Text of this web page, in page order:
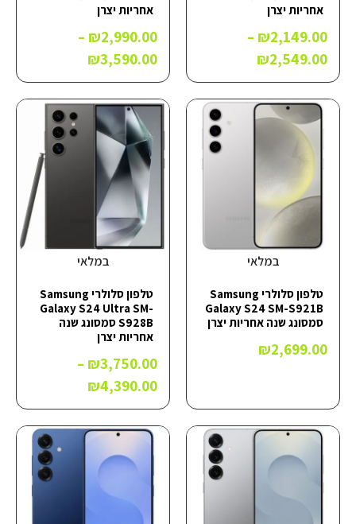
אחריות יצרן
₪2,149.00
–
₪2,549.00
אחריות יצרן
₪2,990.00
–
₪3,590.00
במלאי
טלפון סלולרי Samsung
Galaxy S24 SM-S921B
סמסונג שנה אחריות יצרן
₪2,699.00
במלאי
טלפון סלולרי Samsung
Galaxy S24 Ultra SM-
S928B סמסונג שנה
אחריות יצרן
₪3,750.00
–
₪4,390.00